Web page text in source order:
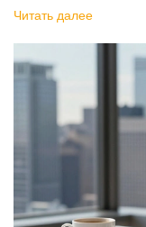
Читать далее